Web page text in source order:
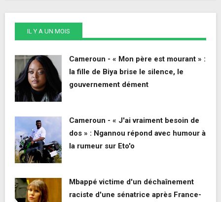
IL Y A UN MOIS
Cameroun - « Mon père est mourant » :
la fille de Biya brise le silence, le
gouvernement dément
Cameroun - « J'ai vraiment besoin de
dos » : Ngannou répond avec humour à
la rumeur sur Eto'o
Mbappé victime d'un déchaînement
raciste d'une sénatrice après France-